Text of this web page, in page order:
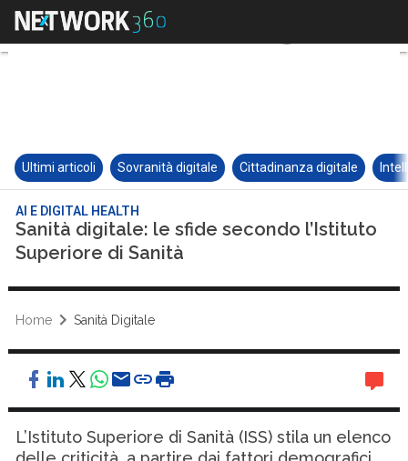
Ultimi articoli Sovranità digitale Cittadinanza digitale
AI E DIGITAL HEALTH
Sanità digitale: le sfide secondo l’Istituto
Superiore di Sanità
Home Sanità Digitale
L’Istituto Superiore di Sanità (ISS) stila un elenco